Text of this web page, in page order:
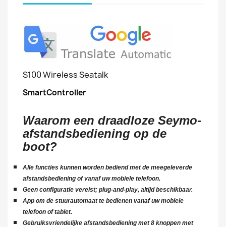
S100 Wireless Seatalk
SmartController
Waarom een ​​draadloze Seymo-
afstandsbediening op de
boot?
Alle functies kunnen worden bediend met de meegeleverde
afstandsbediening of vanaf uw mobiele telefoon.
Geen configuratie vereist; plug-and-play, altijd beschikbaar.
App om de stuurautomaat te bedienen vanaf uw mobiele
telefoon of tablet.
Gebruiksvriendelijke afstandsbediening met 8 knoppen met